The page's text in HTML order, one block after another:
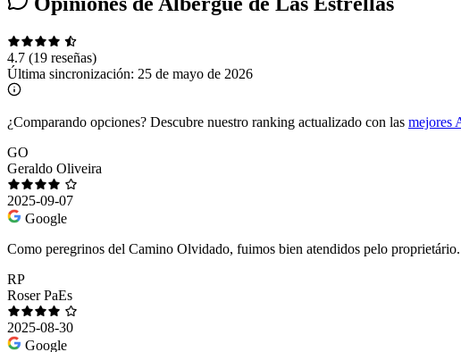
4.7 (19 reseñas)
Última sincronización: 25 de mayo de 2026
¿Comparando opciones? Descubre nuestro ranking actualizado con las mejores
GO
Geraldo Oliveira
2025-09-07
Google
Como peregrinos del Camino Olvidado, fuimos bien atendidos pelo
RP
Roser PaEs
2025-08-30
Google